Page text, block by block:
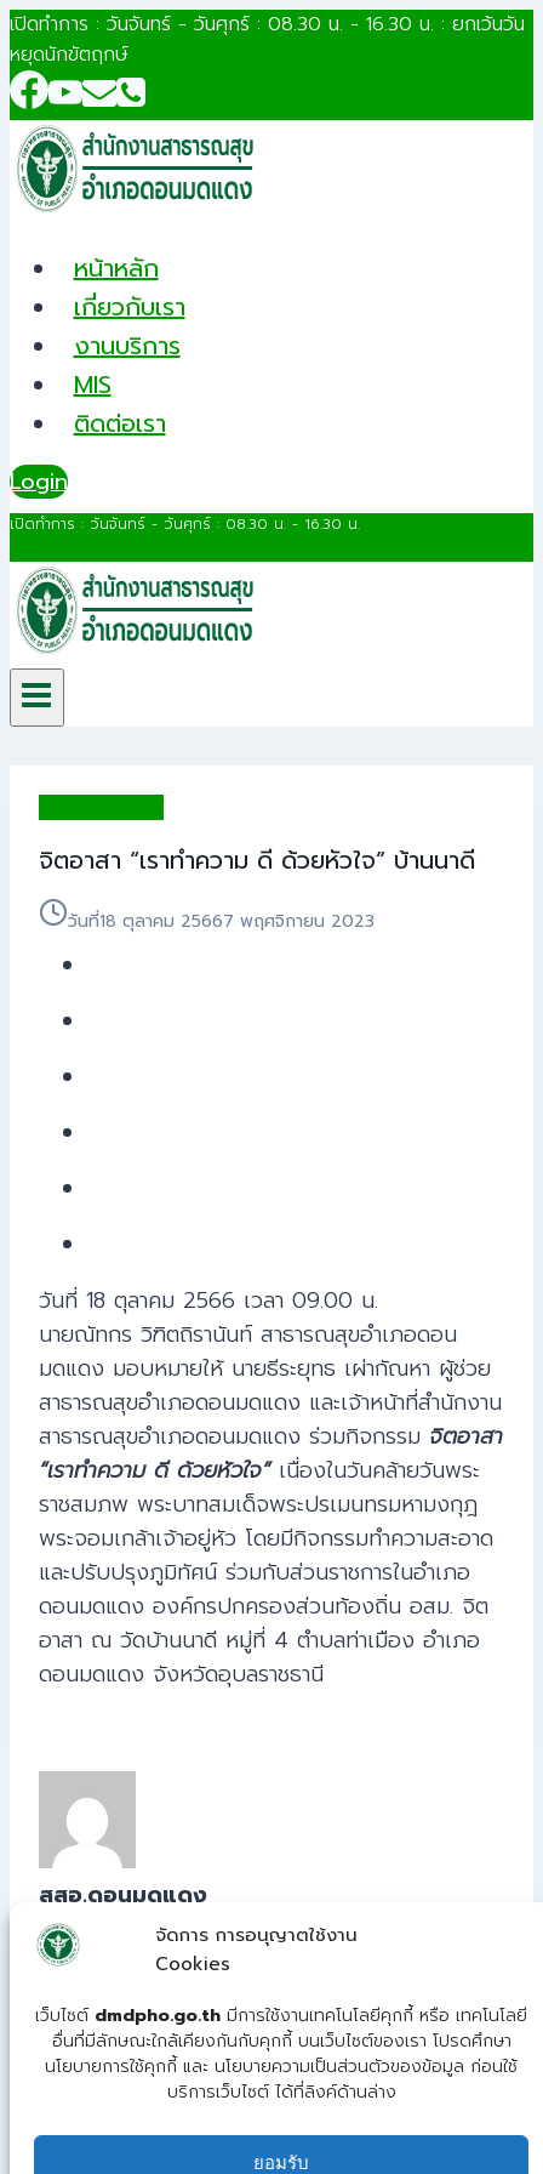
จัดการ การอนุญาตใช้งาน
Cookies
เว็บไซต์ dmdpho.go.th มีการใช้งานเทคโนโลยีคุกกี้ หรือ เทคโนโลยี
อื่นที่มีลักษณะใกล้เคียงกันกับคุกกี้ บนเว็บไซต์ของเรา โปรดศึกษา
นโยบายการใช้คุกกี้ และ นโยบายความเป็นส่วนตัวของข้อมูล ก่อนใช้
บริการเว็บไซต์ ได้ที่ลิงค์ด้านล่าง
ยอมรับ
Skip
to
content
เปิดทำการ : วันจันทร์ - วันศุกร์ : 08.30 น. - 16.30 น. : ยกเว้นวัน
หยุดนักขัตฤกษ์
หน้าหลัก
เกี่ยวกับเรา
งานบริการ
MIS
ติดต่อเรา
Login
เปิดทำการ : วันจันทร์ - วันศุกร์ : 08.30 น. - 16.30 น.
จิตอาสา “เราทำความ ดี ด้วยหัวใจ” บ้านนาดี
วันที่18 ตุลาคม 25667 พฤศจิกายน 2023
วันที่ 18 ตุลาคม 2566 เวลา 09.00 น.
นายณัทกร วิฑิตถิรานันท์ สาธารณสุขอำเภอดอน
มดแดง มอบหมายให้ นายธีระยุทธ เผ่ากัณหา ผู้ช่วย
สาธารณสุขอำเภอดอนมดแดง และเจ้าหน้าที่สำนักงาน
สาธารณสุขอำเภอดอนมดแดง ร่วมกิจกรรม จิตอาสา
“เราทำความ ดี ด้วยหัวใจ”เนื่องในวันคล้ายวันพระ
ราชสมภพ พระบาทสมเด็จพระปรเมนทรมหามงกุฎ
พระจอมเกล้าเจ้าอยู่หัว โดยมีกิจกรรมทำความสะอาด
และปรับปรุงภูมิทัศน์ ร่วมกับส่วนราชการในอำเภอ
ดอนมดแดง องค์กรปกครองส่วนท้องถิ่น อสม. จิต
อาสา ณ วัดบ้านนาดี หมู่ที่ 4 ตำบลท่าเมือง อำเภอ
ดอนมดแดง จังหวัดอุบลราชธานี
สสอ.ดอนมดแดง
© 2026 ศูนย์เทคโนโลยีสารสนเทศ สำนักงานสาธารณสุข
อำเภอดอนมดแดง